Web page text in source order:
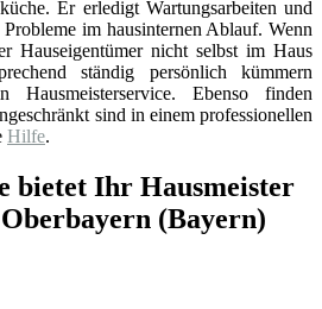
Er erledigt Wartungsarbeiten und
im hausinternen Ablauf. Wenn
Hauseigentümer nicht selbst im Haus
ständig persönlich kümmern
Ebenso finden
sind in einem professionellen
Hilfe.
bietet Ihr Hausmeister
(Bayern)